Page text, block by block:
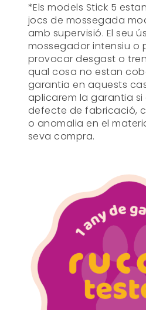
*Els models Stick 5
jocs de mossegada
amb supervisió. El seu
mossegador intensiu o
provocar desgast o
qual cosa no estan
garantia en aquests
aplicarem la garantia
defecte de fabricació,
o anomalia en el
seva compra.